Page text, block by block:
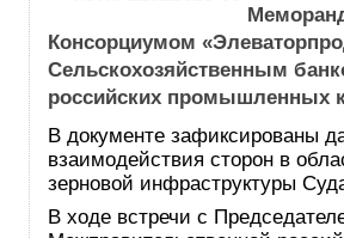
Консорциумом
Сельскохозяйственным
российских промышленных
В документе зафиксированы
взаимодействия сторон в
зерновой инфраструктуры
В ходе встречи с